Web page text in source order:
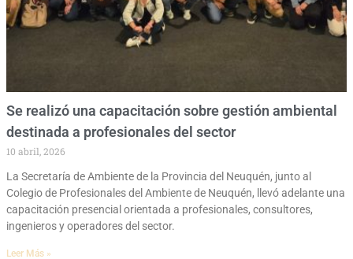
Se realizó una capacitación sobre gestión ambiental
destinada a profesionales del sector
10 abril, 2026
La Secretaría de Ambiente de la Provincia del Neuquén, junto al
Colegio de Profesionales del Ambiente de Neuquén, llevó adelante una
capacitación presencial orientada a profesionales, consultores,
ingenieros y operadores del sector.
Leer Más »